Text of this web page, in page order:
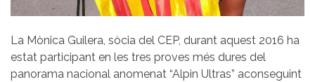
La Mònica Guilera, sòcia del CEP, durant aquest 2016 ha
estat participant en les tres proves més dures del
panorama nacional anomenat “Alpin Ultras” aconseguint